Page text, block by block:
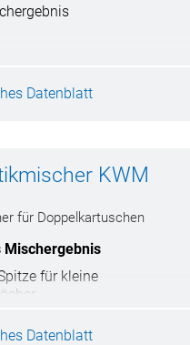
Datenblatt
KWM
für Doppelkartuschen
Mischergebnis
für kleine
Datenblatt